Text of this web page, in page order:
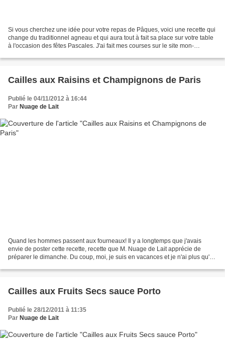
Si vous cherchez une idée pour votre repas de Pâques, voici une recette qui
change du traditionnel agneau et qui aura tout à fait sa place sur votre table
à l'occasion des fêtes Pascales. J'ai fait mes courses sur le site mon-
Cailles aux Raisins et Champignons de Paris
Publié le 04/11/2012 à 16:44
Par Nuage de Lait
Quand les hommes passent aux fourneaux! Il y a longtemps que j'avais
envie de poster cette recette, recette que M. Nuage de Lait apprécie de
préparer le dimanche. Du coup, moi, je suis en vacances et je n'ai plus qu'à
Cailles aux Fruits Secs sauce Porto
Publié le 28/12/2011 à 11:35
Par Nuage de Lait